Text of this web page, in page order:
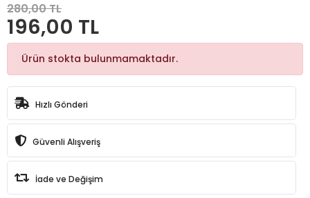
280,00 TL
196,00 TL
Ürün stokta bulunmamaktadır.
Hızlı Gönderi
Güvenli Alışveriş
İade ve Değişim